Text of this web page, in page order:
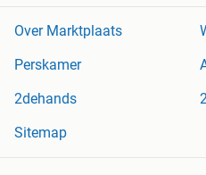
Over Marktplaats
Perskamer
2dehands
Sitemap